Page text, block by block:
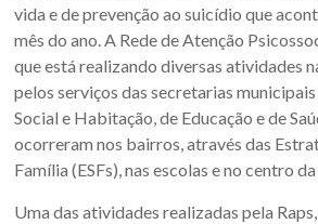
–
RS
Site
Associação
Municípios
vida e de prevenção ao suicídio que
mês do ano. A Rede de Atenção
que está realizando diversas atividades
pelos serviços das secretarias
Social e Habitação, de Educação e de
ocorreram nos bairros, através das
Família (ESFs), nas escolas e no centro
Uma das atividades realizadas pela